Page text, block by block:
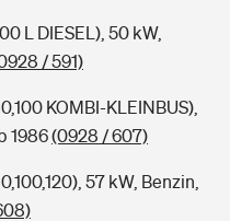
L DIESEL), 50 kW,
/ 591)
KOMBI-KLEINBUS),
1986(0928 / 607)
57 kW, Benzin,